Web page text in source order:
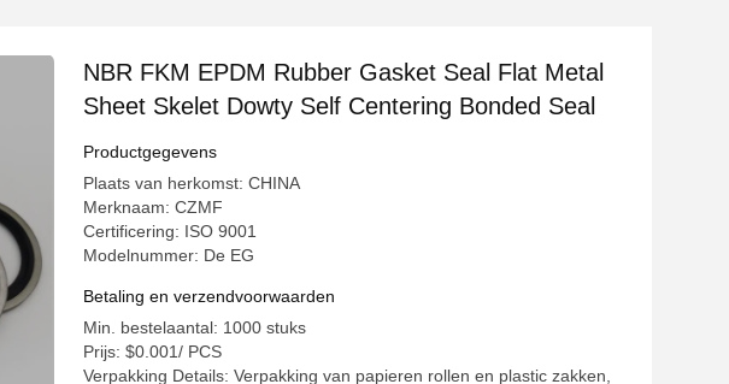
NBR FKM EPDM Rubber Gasket Seal Flat Metal
Sheet Skelet Dowty Self Centering Bonded Seal
Productgegevens
Plaats van herkomst: CHINA
Merknaam: CZMF
Certificering: ISO 9001
Modelnummer: De EG
Betaling en verzendvoorwaarden
Min. bestelaantal: 1000 stuks
Prijs: $0.001/ PCS
Verpakking Details: Verpakking van papieren rollen en plastic zakken,